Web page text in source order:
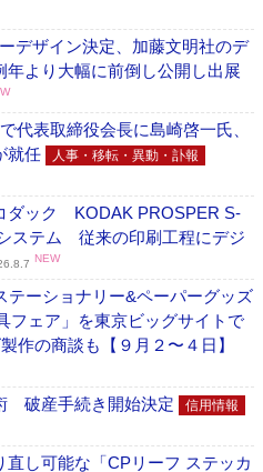
デザイン決定、加藤文明社のデ
より大幅に前倒し公開し出展
表取締役会長に島崎啓一氏、
就任
人事・移転・異動・訃報
ダック KODAK PROSPER S-
ステム 従来の印刷工程にデジ
NEW
ーショナリー&ペーパーグッズ
フェア」を東京ビッグサイトで
作の商談も【９月２〜４日】
破産手続き開始決定 信用情報
し可能な「CPリーフ ステッカ